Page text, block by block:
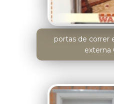
portas de correr
externa